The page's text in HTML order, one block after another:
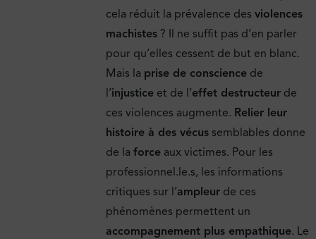
cela réduit la prévalence des violences
machistes ? Il ne suffit pas d’en parler
pour qu’elles cessent de but en blanc.
Mais la prise de conscience de
l’injustice et de l’effet destructeur de
ces violences augmente. Relier leur
histoire à des vécus semblables donne
de la force aux victimes. Pour les
professionnel.le.s, les informations
critiques sur l’ampleur de ces
phénomènes permettent un
accompagnement plus empathique. Le